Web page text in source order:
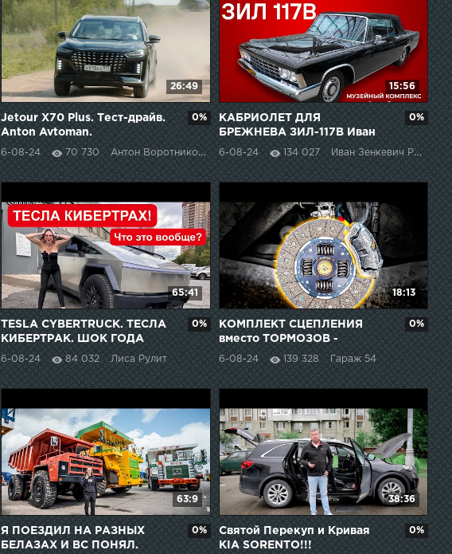
26:49
Jetour X70 Plus. Тест-драйв.
Anton Avtoman.
6-08-24 70 730 Антон Воротников
0%
15:56
КАБРИОЛЕТ ДЛЯ
БРЕЖНЕВА ЗИЛ-117В Иван
Зенкевич
6-08-24 134 027 Иван Зенкевич PRO автомобили
0%
65:41
TESLA CYBERTRUCK. ТЕСЛА
КИБЕРТРАК. ШОК ГОДА
6-08-24 84 032 Лиса Рулит
0%
18:13
КОМПЛЕКТ СЦЕПЛЕНИЯ
вместо ТОРМОЗОВ -
СРАБОТАЕТ?
6-08-24 139 328 Гараж 54
0%
63:9
Я ПОЕЗДИЛ НА РАЗНЫХ
БЕЛАЗАХ И ВС ПОНЯЛ.
0%
38:36
Святой Перекуп и Кривая
KIA SORENTO!!!
0%